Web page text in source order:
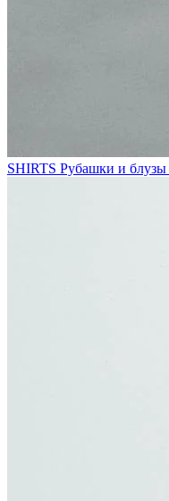
SHIRTS Рубашки и блузы